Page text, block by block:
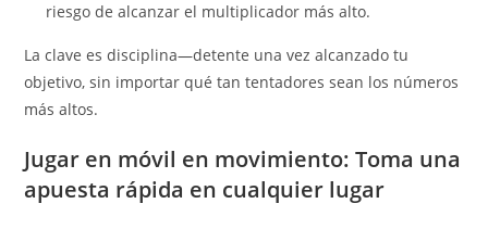
riesgo de alcanzar el multiplicador más alto.
La clave es disciplina—detente una vez alcanzado tu
objetivo, sin importar qué tan tentadores sean los números
más altos.
Jugar en móvil en movimiento: Toma una
apuesta rápida en cualquier lugar